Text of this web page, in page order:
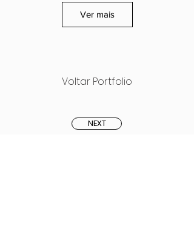
Ver mais
Voltar Portfolio
NEXT